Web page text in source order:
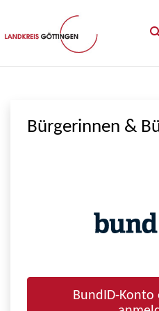
Zum Hauptinhalt springen
Bürgerinnen &
BundID-